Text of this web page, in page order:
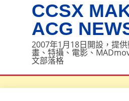
CCSX
ACG
2007年1月18日開設，提
畫、特攝、電影、
文部落格